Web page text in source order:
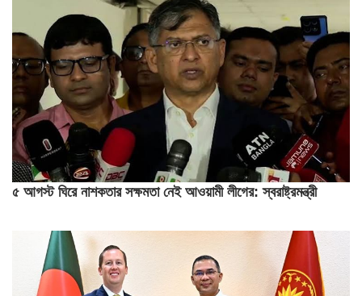
৫ আগস্ট ঘিরে নাশকতার সক্ষমতা নেই আওয়ামী লীগের: স্বরাষ্ট্রমন্ত্রী